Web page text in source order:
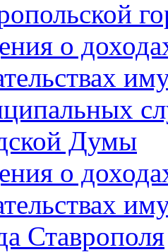
о
Думы
о
Ставрополя